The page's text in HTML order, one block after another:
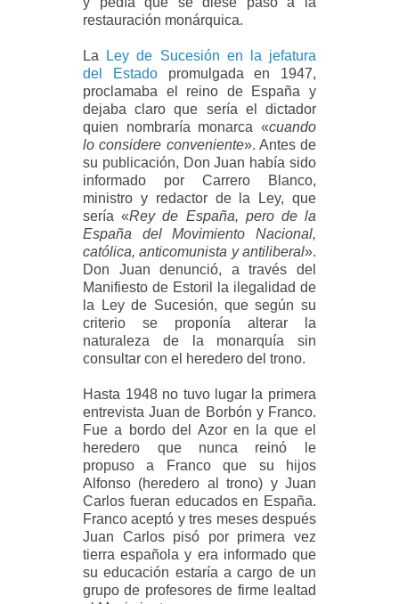
restauración monárquica.
La
Ley de Sucesión en la jefatura
del Estado
promulgada en 1947,
proclamaba el reino de España y
dejaba claro que sería el dictador
quien nombraría monarca «cuando
lo considere conveniente». Antes de
su publicación, Don Juan había sido
informado por Carrero Blanco,
ministro y redactor de la Ley, que
sería «Rey de España, pero de la
España del Movimiento Nacional,
católica, anticomunista y antiliberal».
Don Juan denunció, a través del
Manifiesto de Estoril la ilegalidad de
la Ley de Sucesión, que según su
criterio se proponía alterar la
naturaleza de la monarquía sin
consultar con el heredero del trono.
Hasta 1948 no tuvo lugar la primera
entrevista Juan de Borbón y Franco.
Fue a bordo del Azor en la que el
heredero que nunca reinó le
propuso a Franco que su hijos
Alfonso (heredero al trono) y Juan
Carlos fueran educados en España.
Franco aceptó y tres meses después
Juan Carlos pisó por primera vez
tierra española y era informado que
su educación estaría a cargo de un
grupo de profesores de firme lealtad